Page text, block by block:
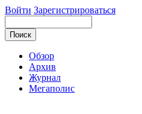
Войти Зарегистрироваться
Обзор
Архив
Журнал
Мегаполис